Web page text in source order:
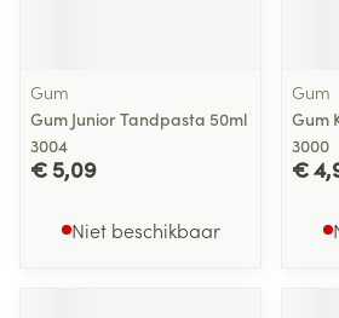
Gum
Gum Junior Tandpasta 50ml
3004
€ 5,09
Niet beschikbaar
Gum
Gum
3000
€